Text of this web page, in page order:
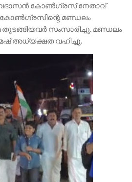
കോൺഗ്രസ് നേതാവ്
കോൺഗ്രസിന്റെ മണ്ഡലം
സംസാരിച്ചു. മണ്ഡലം
അധ്യക്ഷത വഹിച്ചു.